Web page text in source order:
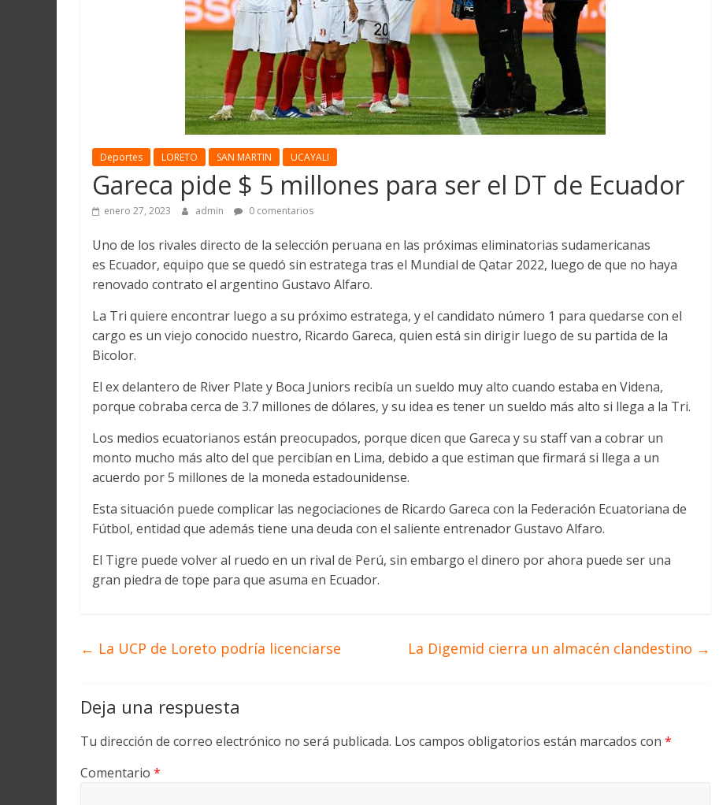
Deportes LORETO SAN MARTIN UCAYALI
Gareca pide $ 5 millones para ser el DT de Ecuador
enero 27, 2023 admin 0 comentarios
Uno de los rivales directo de la selección peruana en las próximas eliminatorias sudamericanas
es Ecuador, equipo que se quedó sin estratega tras el Mundial de Qatar 2022, luego de que no haya
renovado contrato el argentino Gustavo Alfaro.
La Tri quiere encontrar luego a su próximo estratega, y el candidato número 1 para quedarse con el
cargo es un viejo conocido nuestro, Ricardo Gareca, quien está sin dirigir luego de su partida de la
Bicolor.
El ex delantero de River Plate y Boca Juniors recibía un sueldo muy alto cuando estaba en Videna,
porque cobraba cerca de 3.7 millones de dólares, y su idea es tener un sueldo más alto si llega a la Tri.
Los medios ecuatorianos están preocupados, porque dicen que Gareca y su staff van a cobrar un
monto mucho más alto del que percibían en Lima, debido a que estiman que firmará si llega a un
acuerdo por 5 millones de la moneda estadounidense.
Esta situación puede complicar las negociaciones de Ricardo Gareca con la Federación Ecuatoriana de
Fútbol, entidad que además tiene una deuda con el saliente entrenador Gustavo Alfaro.
El Tigre puede volver al ruedo en un rival de Perú, sin embargo el dinero por ahora puede ser una
gran piedra de tope para que asuma en Ecuador.
← La UCP de Loreto podría licenciarse La Digemid cierra un almacén clandestino →
Deja una respuesta
Tu dirección de correo electrónico no será publicada. Los campos obligatorios están marcados con *
Comentario *